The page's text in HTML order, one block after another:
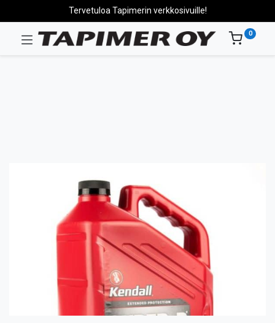
Tervetuloa Tapimerin verkkosivuille!
0